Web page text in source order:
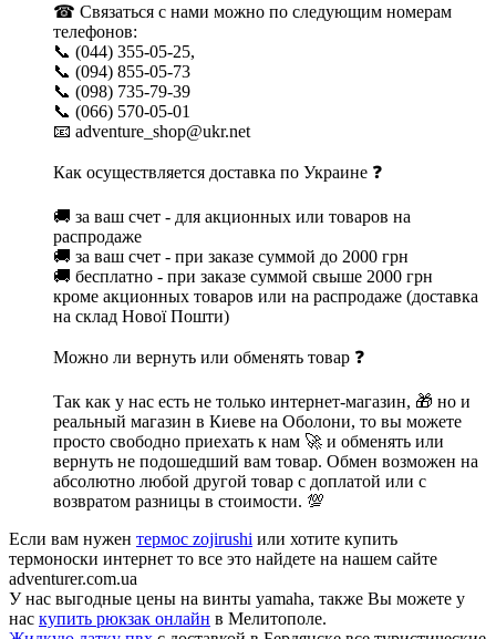
☎ Связаться с нами можно по следующим номерам
телефонов:
📞 (044) 355-05-25,
📞 (094) 855-05-73
📞 (098) 735-79-39
📞 (066) 570-05-01
📧 adventure_shop@ukr.net
Как осуществляется доставка по Украине ❓
🚚 за ваш счет - для акционных или товаров на
распродаже
🚚 за ваш счет - при заказе суммой до 2000 грн
🚚 бесплатно - при заказе суммой свыше 2000 грн
кроме акционных товаров или на распродаже (доставка
на склад Нової Пошти)
Можно ли вернуть или обменять товар ❓
Так как у нас есть не только интернет-магазин, 🎁 но и
реальный магазин в Киеве на Оболони, то вы можете
просто свободно приехать к нам 🚀 и обменять или
вернуть не подошедший вам товар. Обмен возможен на
абсолютно любой другой товар с доплатой или с
возвратом разницы в стоимости. 💯
Если вам нужен термос zojirushi или хотите купить
термоноски интернет то все это найдете на нашем сайте
adventurer.com.ua
У нас выгодные цены на винты yamaha, также Вы можете у
нас купить рюкзак онлайн в Мелитополе.